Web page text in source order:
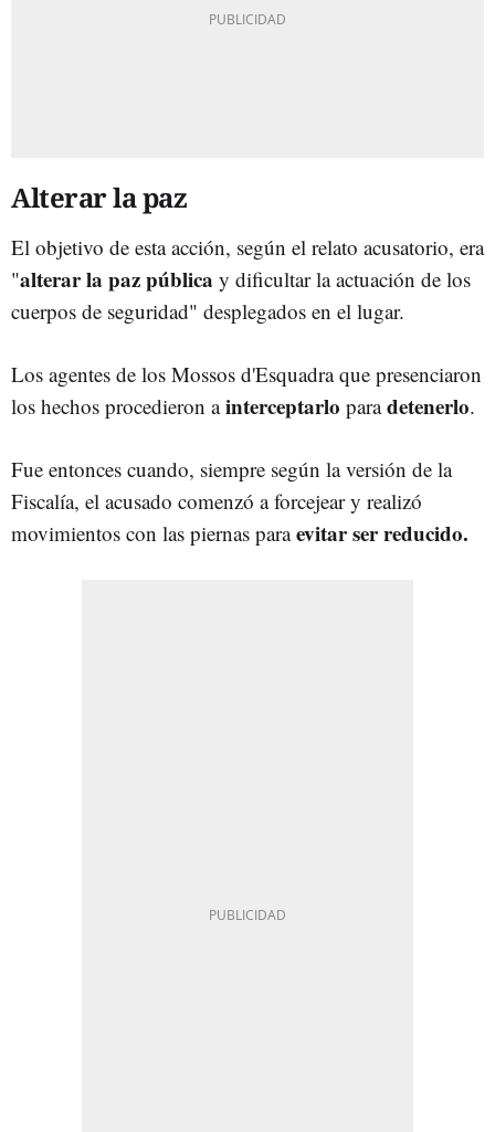
Alterar la paz
El objetivo de esta acción, según el relato acusatorio, era
"alterar la paz pública y dificultar la actuación de los
cuerpos de seguridad" desplegados en el lugar.
Los agentes de los Mossos d'Esquadra que presenciaron
los hechos procedieron ainterceptarlo paradetenerlo.
Fue entonces cuando, siempre según la versión de la
Fiscalía, el acusado comenzó a forcejear y realizó
movimientos con las piernas paraevitar ser reducido.